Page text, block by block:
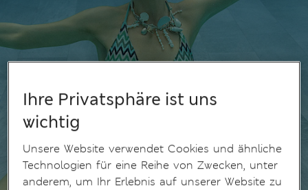
Ihre Privatsphäre ist uns
wichtig
Unsere Website verwendet Cookies und ähnliche
Technologien für eine Reihe von Zwecken, unter
anderem, um Ihr Erlebnis auf unserer Website zu